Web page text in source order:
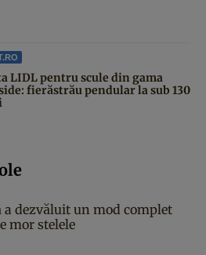
LIDL pentru scule din gama
fierăstrău pendular la sub 130
a dezvăluit un mod complet
mor stelele